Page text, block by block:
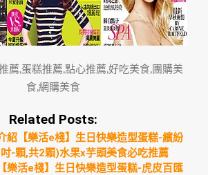
薦,蛋糕推薦,點心推薦,好吃美食,團購美
食,網購美食
Related Posts:
紹【樂活e棧】生日快樂造型蛋糕-繽紛
-顆,共2顆)水果x芋頭美食必吃推薦
樂活e棧】生日快樂造型蛋糕-虎皮百匯